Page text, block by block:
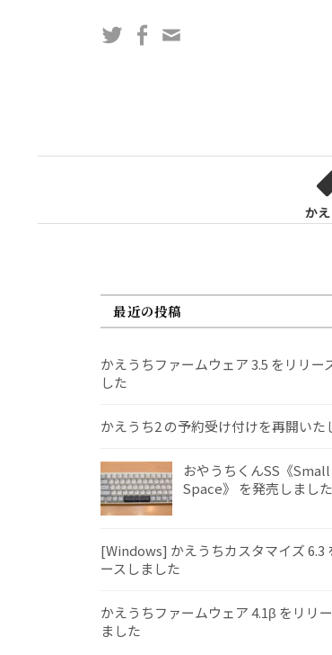
ス
TwitterFacebook
か
最近の投稿
かえうちファームウェア 3.5 をリリー
した
かえうち2 の予約受け付けを再開いた
おやうちくんSS《Small
Space》 を発売しました
[Windows] かえうちカスタマイズ 6.3
ースしました
かえうちファームウェア 4.1β をリリ
ました